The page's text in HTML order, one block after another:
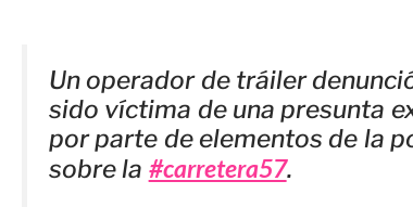
Un operador de tráiler
sido víctima de una presunta
por parte de elementos de la
sobre la #carretera57.